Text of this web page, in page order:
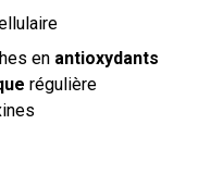
en antioxydants
régulière